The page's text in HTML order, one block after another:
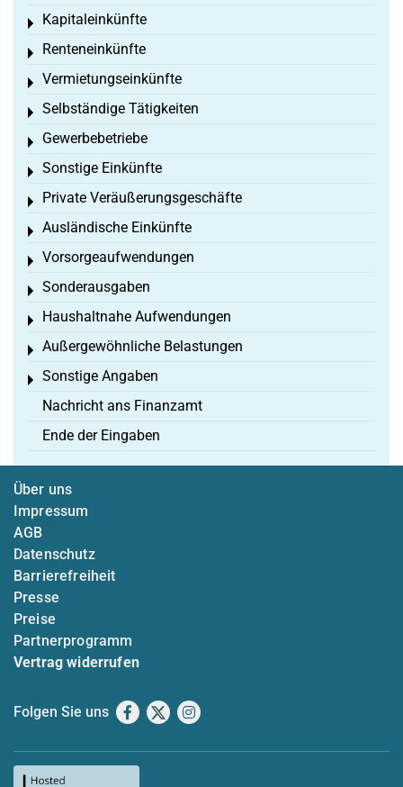
Kapitaleinkünfte
Toggle menu
Renteneinkünfte
Toggle menu
Vermietungseinkünfte
Toggle menu
Selbständige Tätigkeiten
Toggle menu
Gewerbebetriebe
Toggle menu
Sonstige Einkünfte
Toggle menu
Private Veräußerungsgeschäfte
Toggle menu
Ausländische Einkünfte
Toggle menu
Vorsorgeaufwendungen
Toggle menu
Sonderausgaben
Toggle menu
Haushaltnahe Aufwendungen
Toggle menu
Außergewöhnliche Belastungen
Toggle menu
Sonstige Angaben
Toggle menu
Nachricht ans Finanzamt
Ende der Eingaben
Über uns
Impressum
AGB
Datenschutz
Barrierefreiheit
Presse
Preise
Partnerprogramm
Vertrag widerrufen
Folgen Sie uns Facebook
X Instagram